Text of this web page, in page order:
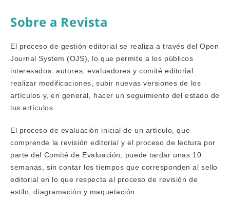
Sobre a Revista
El proceso de gestión editorial se realiza a través del Open
Journal System (OJS), lo que permite a los públicos
interesados: autores, evaluadores y comité editorial
realizar modificaciones, subir nuevas versiones de los
artículos y, en general, hacer un seguimiento del estado de
los artículos.
El proceso de evaluación inicial de un artículo, que
comprende la revisión editorial y el proceso de lectura por
parte del Comité de Evaluación, puede tardar unas 10
semanas, sin contar los tiempos que corresponden al sello
editorial en lo que respecta al proceso de revisión de
estilo, diagramación y maquetación.